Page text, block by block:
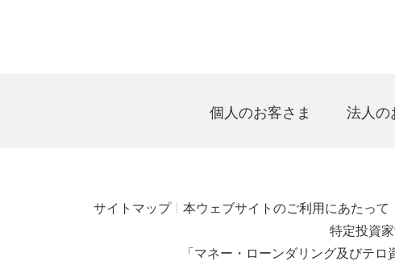
個人のお客さま 法人の
サイトマップ 本ウェブサイトのご利用にあたって
特定投資
「マネー・ローンダリング及びテ